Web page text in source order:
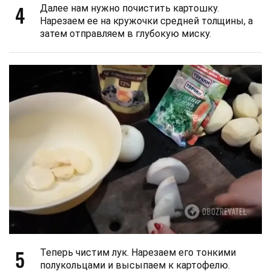
4
Далее нам нужно почистить картошку.
Нарезаем ее на кружочки средней толщины, а
затем отправляем в глубокую миску.
5
Теперь чистим лук. Нарезаем его тонкими
полукольцами и высыпаем к картофелю.